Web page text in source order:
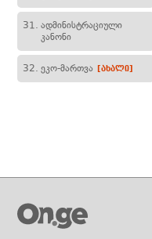
31. ადმინისტრაციული
კანონი
32. ეკო-მართვა [ახალი]